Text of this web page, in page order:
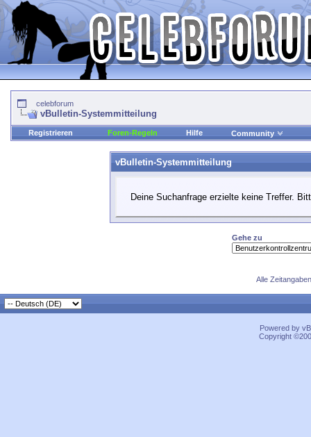
celebforum
vBulletin-Systemmitteilung
Registrieren Foren-Regeln Hilfe Community
vBulletin-Systemmitteilung
Deine Suchanfrage erzielte keine Treffer.
Gehe zu
Alle
Powered by
Copyright